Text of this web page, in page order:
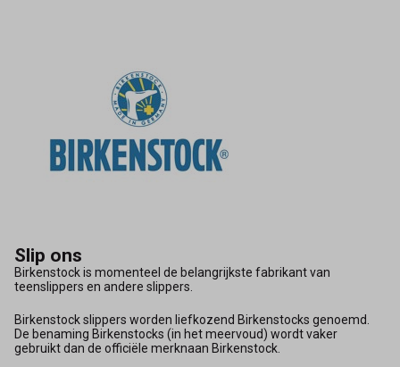
Slip ons
Birkenstock is momenteel de belangrijkste fabrikant van
teenslippers en andere slippers.
Birkenstock slippers worden liefkozend Birkenstocks genoemd.
De benaming Birkenstocks (in het meervoud) wordt vaker
gebruikt dan de officiële merknaan Birkenstock.